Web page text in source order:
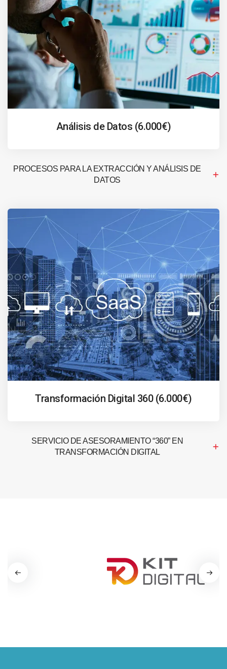
Análisis de Datos (6.000€)
PROCESOS PARA LA EXTRACCIÓN Y ANÁLISIS DE
DATOS
Transformación Digital 360 (6.000€)
SERVICIO DE ASESORAMIENTO “360” EN
TRANSFORMACIÓN DIGITAL